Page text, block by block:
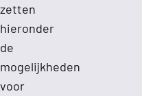
zetten
hieronder
de
mogelijkheden
voor